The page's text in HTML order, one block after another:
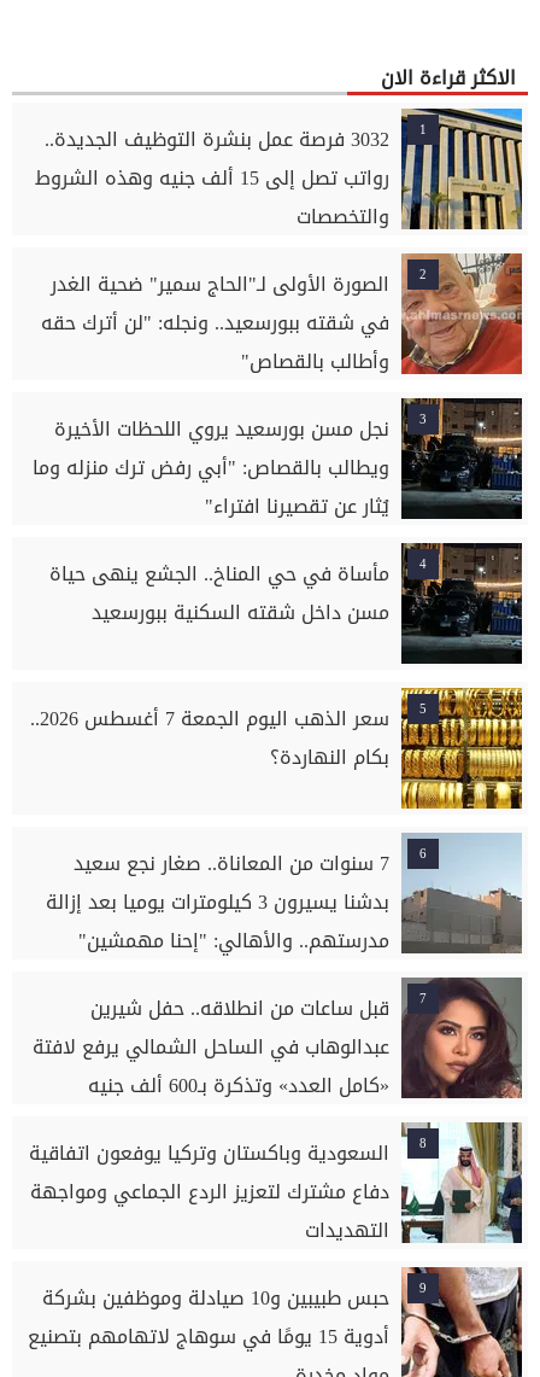
الاكثر قراءة الان
1
3032 فرصة عمل بنشرة التوظيف الجديدة..
رواتب تصل إلى 15 ألف جنيه وهذه الشروط
والتخصصات
2
الصورة الأولى لـ"الحاج سمير" ضحية الغدر
في شقته ببورسعيد.. ونجله: "لن أترك حقه
وأطالب بالقصاص"
3
نجل مسن بورسعيد يروي اللحظات الأخيرة
ويطالب بالقصاص: "أبي رفض ترك منزله وما
يُثار عن تقصيرنا افتراء"
4
مأساة في حي المناخ.. الجشع ينهى حياة
مسن داخل شقته السكنية ببورسعيد
5
سعر الذهب اليوم الجمعة 7 أغسطس 2026..
بكام النهاردة؟
6
7 سنوات من المعاناة.. صغار نجع سعيد
بدشنا يسيرون 3 كيلومترات يوميا بعد إزالة
مدرستهم.. والأهالي: "إحنا مهمشين"
7
قبل ساعات من انطلاقه.. حفل شيرين
عبدالوهاب في الساحل الشمالي يرفع لافتة
«كامل العدد» وتذكرة بـ600 ألف جنيه
8
السعودية وباكستان وتركيا يوفعون اتفاقية
دفاع مشترك لتعزيز الردع الجماعي ومواجهة
التهديدات
9
حبس طبيبين و10 صيادلة وموظفين بشركة
أدوية 15 يومًا في سوهاج لاتهامهم بتصنيع